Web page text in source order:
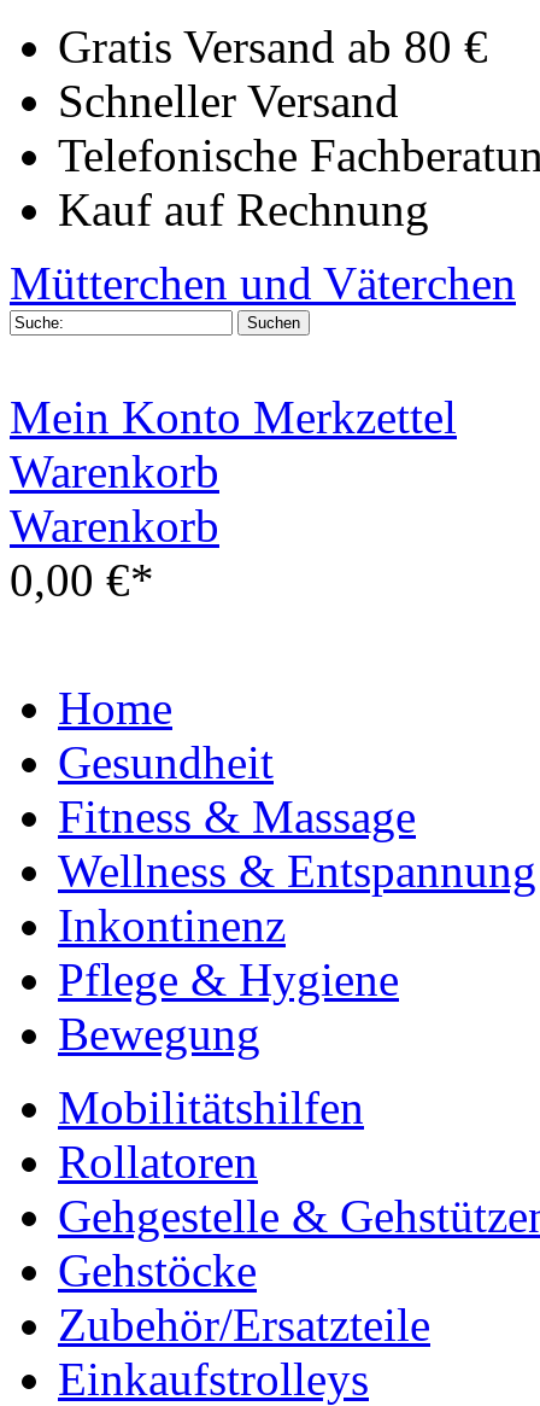
Gratis Versand ab 80 €
Schneller Versand
Telefonische
Kauf auf Rechnung
Mütterchen und Väterchen
Mein Konto Merkzettel
Warenkorb
Warenkorb
0,00 €*
Home
Gesundheit
Fitness & Massage
Wellness & Entspannung
Inkontinenz
Pflege & Hygiene
Bewegung
Mobilitätshilfen
Rollatoren
Gehgestelle &
Gehstöcke
Zubehör/Ersatzteile
Einkaufstrolleys